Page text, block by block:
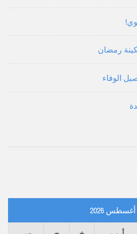
رمضان
الوفاء
أغسطس 2026